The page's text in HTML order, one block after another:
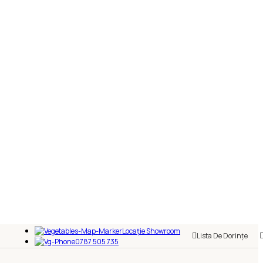
Locație Showroom
0787 505 735
Lista De Dorințe